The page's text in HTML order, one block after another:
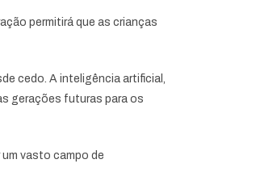
permitirá que as crianças
cedo. A inteligência artificial,
gerações futuras para os
vasto campo de